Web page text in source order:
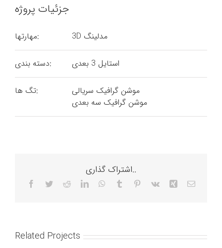
جزئیات پروژه
مهارتها: 3D مدلینگ
دسته بندی: استایل 3 بعدی
تگ ها:
موشن گرافیک سریالی
موشن گرافیک سه بعدی
اشتراک گذاری..
Facebook
TwitterRedditLinkedInWhatsApp
Tumblr Pinterest
Vk Xing Email
Related Projects